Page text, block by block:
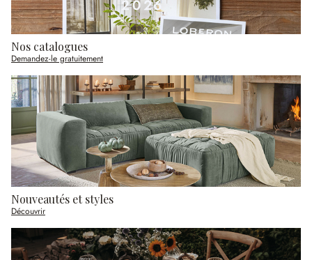
Nos catalogues
Demandez-le gratuitement
Nouveautés et styles
Découvrir